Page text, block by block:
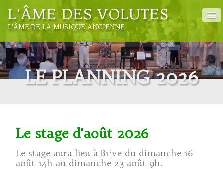
L'ÂME DES VOLUTES
L'ÂME DE LA MUSIQUE ANCIENNE
ACCUEIL
L'ASSOCIATION
ACCÈS MEMBRES
CONTACT
LE PLANNING 2026
Le stage d'août 2026
Le stage aura lieu à Brive du dimanche 16
août 14h au dimanche 23 août 9h.